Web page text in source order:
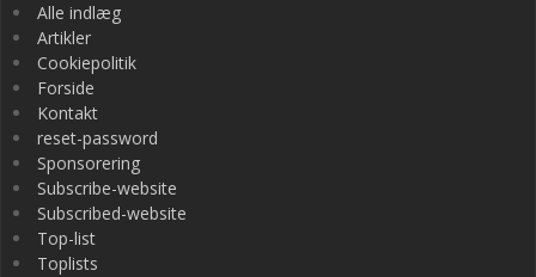
Alle indlæg
Artikler
Cookiepolitik
Forside
Kontakt
reset-password
Sponsorering
Subscribe-website
Subscribed-website
Top-list
Toplists